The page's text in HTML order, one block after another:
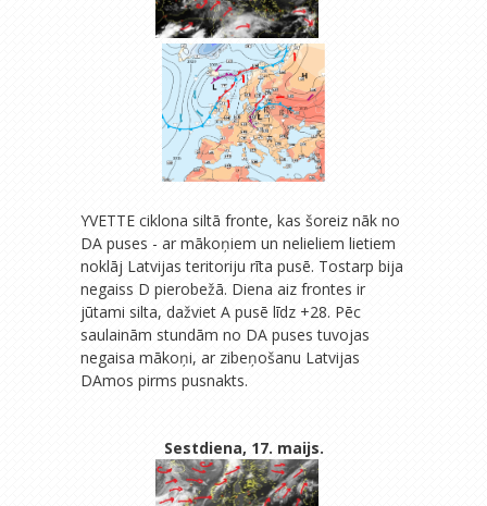
YVETTE ciklona siltā fronte, kas šoreiz nāk no
DA puses - ar mākoņiem un nelieliem lietiem
noklāj Latvijas teritoriju rīta pusē. Tostarp bija
negaiss D pierobežā. Diena aiz frontes ir
jūtami silta, dažviet A pusē līdz +28. Pēc
saulainām stundām no DA puses tuvojas
negaisa mākoņi, ar zibeņošanu Latvijas
DAmos pirms pusnakts.
Sestdiena, 17. maijs.